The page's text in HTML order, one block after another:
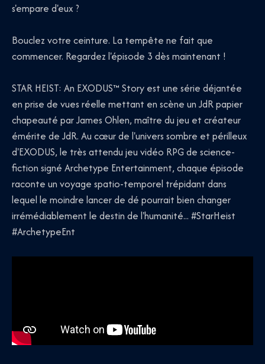
s'empare d'eux ?
Bouclez votre ceinture. La tempête ne fait que
commencer. Regardez l'épisode 3 dès maintenant !
STAR HEIST: An EXODUS™ Story est une série déjantée
en prise de vues réelle mettant en scène un JdR papier
chapeauté par James Ohlen, maître du jeu et créateur
émérite de JdR. Au cœur de l'univers sombre et périlleux
d'EXODUS, le très attendu jeu vidéo RPG de science-
fiction signé Archetype Entertainment, chaque épisode
raconte un voyage spatio-temporel trépidant dans
lequel le moindre lancer de dé pourrait bien changer
irrémédiablement le destin de l'humanité... #StarHeist
#ArchetypeEnt